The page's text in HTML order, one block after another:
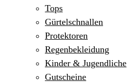
Tops
Gürtelschnallen
Protektoren
Regenbekleidung
Kinder & Jugendliche
Gutscheine